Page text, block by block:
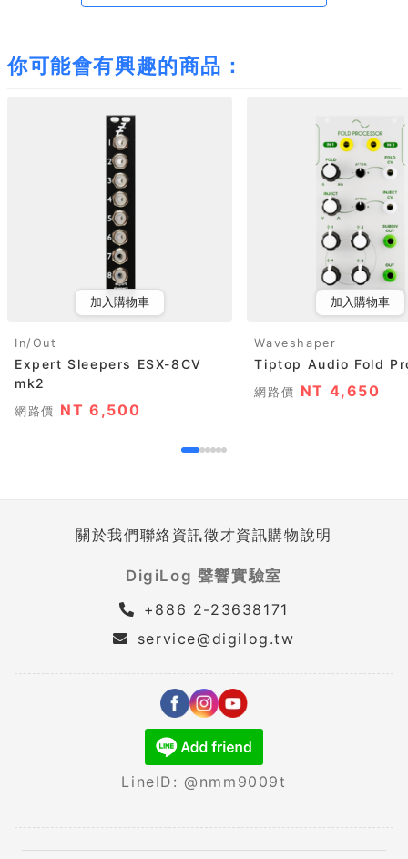
你可能會有興趣的商品：
加入購物車
In/Out
Expert Sleepers ESX-8CV
mk2
網路價 NT 6,500
加入購物車
Waveshaper
Tiptop Audio Fold
網路價 NT 4,650
關於我們聯絡資訊徵才資訊購物說明
DigiLog 聲響實驗室
+886 2-23638171
service@digilog.tw
LineID: @nmm9009t